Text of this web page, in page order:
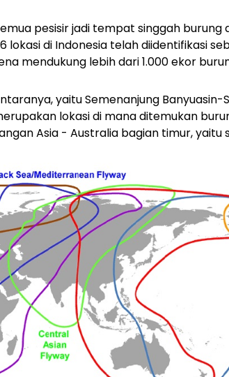
pesisir jadi tempat singgah burung
lokasi di Indonesia telah diidentifikasi
mendukung lebih dari 1.000 ekor
yaitu Semenanjung
lokasi di mana ditemukan
Asia - Australia bagian timur, yaitu